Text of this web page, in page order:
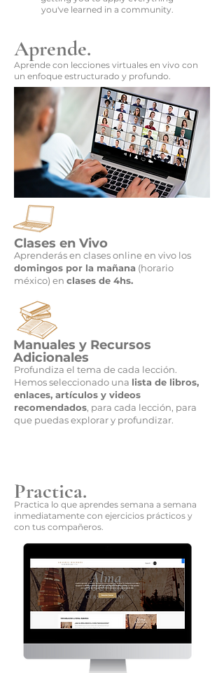
you've learned in a community.
Aprende.
Aprende con lecciones virtuales en vivo con
un enfoque estructurado y profundo.
Clases en Vivo
Aprenderás en clases online en vivo los
domingos por la mañana (horario
méxico) en clases de 4hs.
Manuales y Recursos
Adicionales
Profundiza el tema de cada lección.
Hemos seleccionado una lista de libros,
enlaces, artículos y videos
recomendados, para cada lección, para
que puedas explorar y profundizar.
Practica.
Practica lo que aprendes semana a semana
inmediatamente con ejercicios prácticos y
con tus compañeros.